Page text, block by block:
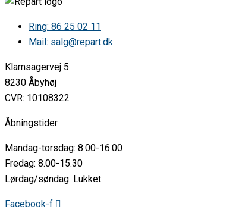
SLX(A+)BNDINXPE 10759467 5102373781 •
SLX(A+)BNDINXPE 10759467 5102373782 •
ARTHURMARTIN ANT5MF32U0 GT/SN373EGIDCK-
CYLINDA K2385HA+ GT/SN375EPBD-Z(A+) 10711828 5101714741 •
CYLINDA K2385HA+ GT/SN375EPBD-Z(A+) 10711828 5101729413 •
CYLINDA K2385HA+ GT/SN375EPBD-Z(A+) 10711828 5101729414 •
CYLINDA K2385HA+ GT/SN375EPBD-Z(A+)TUR-ISV/CYL( 10711828
CYLINDA K2385HA+ GT/SN375EPBD-Z(A+) 10711828 5101779812 •
5102251465 •
CYLINDA K2385HA+ GT/SN375EPBD-Z(A+) 10711828 5101729418 •
CYLINDA K2385HA+ GT/SN375EPBD-Z(A+) 10711828 5101885548 •
CYLINDA K2385HA++ GT/SN375EPBD-Z(A++) 10708157
5101728019 •
CYLINDA K2385HRFA+ GT/SN375EPBD-Z(A+)TUR-BNDYINX-
Ring: 86 25 02 11
Mail: salg@repart.dk
Klamsagervej 5
8230 Åbyhøj
CVR: 10108322
Åbningstider
Mandag-torsdag: 8.00-16.00
Fredag: 8.00-15.30
Lørdag/søndag: Lukket
Facebook-f